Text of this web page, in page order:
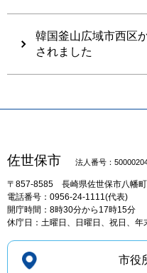
韓国釜山広域市西区
されました
佐世保市 法人番号：
〒857-8585 長崎県佐世保市八幡
電話番号：0956-24-1111(代表)
開庁時間：8時30分から17時15分
休庁日：土曜日、日曜日、祝日、年
市役